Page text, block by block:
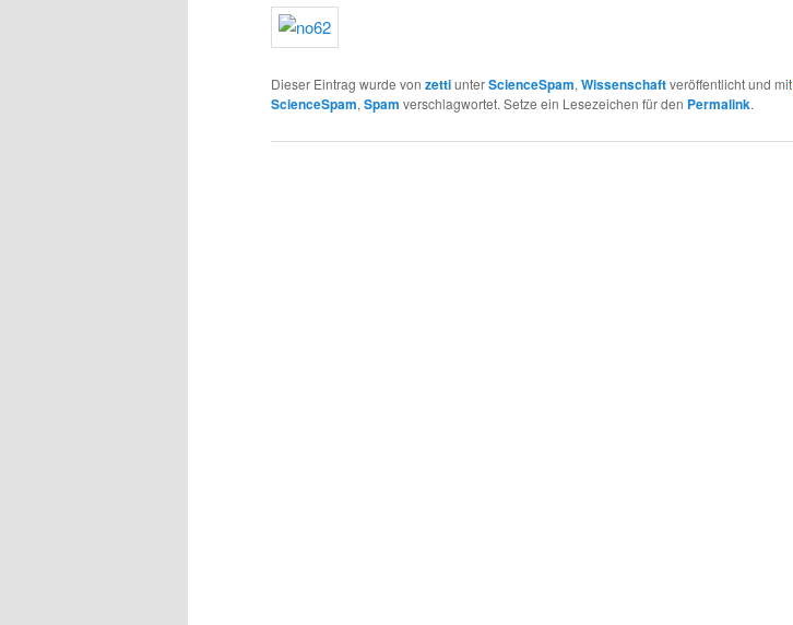
Dieser Eintrag wurde von zettiunterScienceSpam, Wissenschaftveröffentlicht und mit
ScienceSpam, Spam verschlagwortet. Setze ein Lesezeichen für den Permalink.